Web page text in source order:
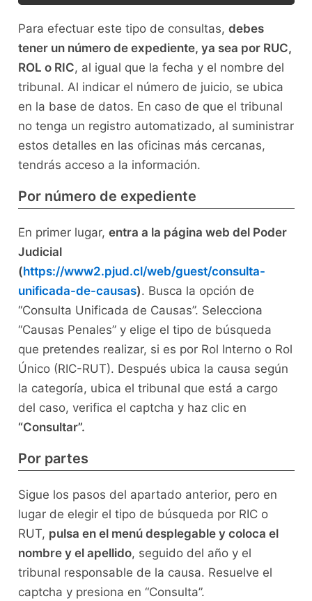
Para efectuar este tipo de consultas, debes
tener un número de expediente, ya sea por RUC,
ROL o RIC, al igual que la fecha y el nombre del
tribunal. Al indicar el número de juicio, se ubica
en la base de datos. En caso de que el tribunal
no tenga un registro automatizado, al suministrar
estos detalles en las oficinas más cercanas,
tendrás acceso a la información.
Por número de expediente
En primer lugar, entra a la página web del Poder
Judicial
(https://www2.pjud.cl/web/guest/consulta-
unificada-de-causas). Busca la opción de
“Consulta Unificada de Causas”. Selecciona
“Causas Penales” y elige el tipo de búsqueda
que pretendes realizar, si es por Rol Interno o Rol
Único (RIC-RUT). Después ubica la causa según
la categoría, ubica el tribunal que está a cargo
del caso, verifica el captcha y haz clic en
“Consultar”.
Por partes
Sigue los pasos del apartado anterior, pero en
lugar de elegir el tipo de búsqueda por RIC o
RUT, pulsa en el menú desplegable y coloca el
nombre y el apellido, seguido del año y el
tribunal responsable de la causa. Resuelve el
captcha y presiona en “Consulta”.